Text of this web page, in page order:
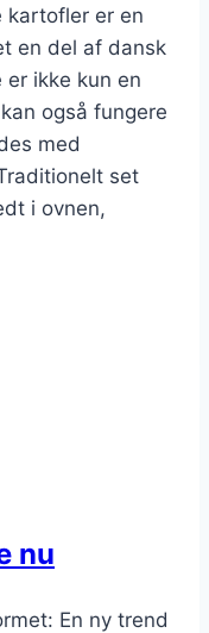
kartofler er en
en del af dansk
er ikke kun en
også fungere
med
set
i ovnen,
nu
En ny trend